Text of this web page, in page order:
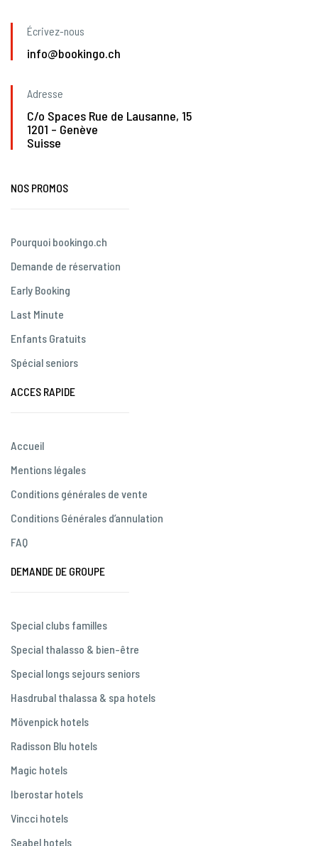
Écrivez-nous
info@bookingo.ch
Adresse
C/o Spaces Rue de Lausanne, 15
1201 – Genève
Suisse
NOS PROMOS
Pourquoi bookingo.ch
Demande de réservation
Early Booking
Last Minute
Enfants Gratuits
Spécial seniors
ACCES RAPIDE
Accueil
Mentions légales
Conditions générales de vente
Conditions Générales d’annulation
FAQ
DEMANDE DE GROUPE
Special clubs familles
Special thalasso & bien-être
Special longs sejours seniors
Hasdrubal thalassa & spa hotels
Mövenpick hotels
Radisson Blu hotels
Magic hotels
Iberostar hotels
Vincci hotels
Seabel hotels